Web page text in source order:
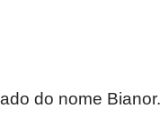
do nome